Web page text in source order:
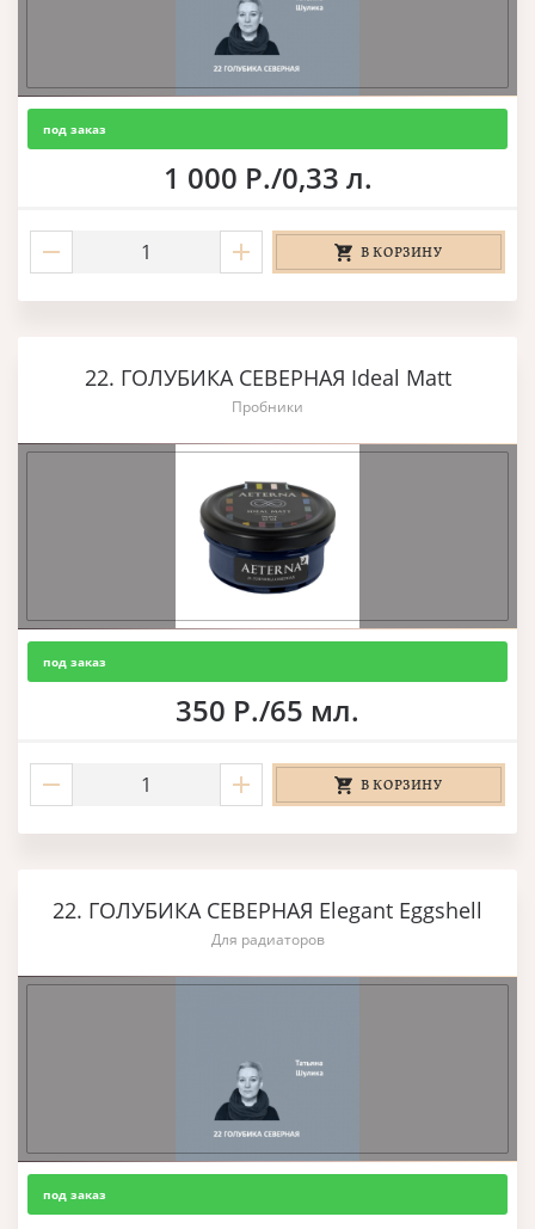
под заказ
1 000 Р./0,33 л.
В КОРЗИНУ
22. ГОЛУБИКА СЕВЕРНАЯ Ideal Matt
Пробники
под заказ
350 Р./65 мл.
В КОРЗИНУ
22. ГОЛУБИКА СЕВЕРНАЯ Elegant Eggshell
Для радиаторов
под заказ